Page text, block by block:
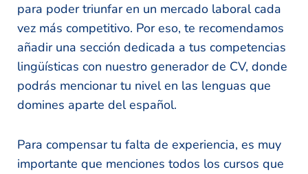
para poder triunfar en un mercado laboral cada
vez más competitivo. Por eso, te recomendamos
añadir una sección dedicada a tus competencias
lingüísticas con nuestro generador de CV, donde
podrás mencionar tu nivel en las lenguas que
domines aparte del español.
Para compensar tu falta de experiencia, es muy
importante que menciones todos los cursos que